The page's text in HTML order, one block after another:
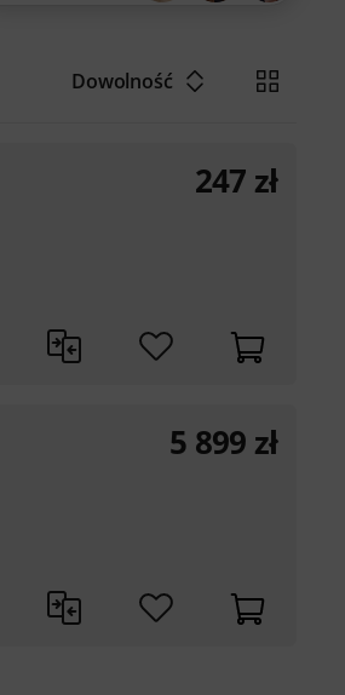
Dowolność
247 zł
5 899 zł